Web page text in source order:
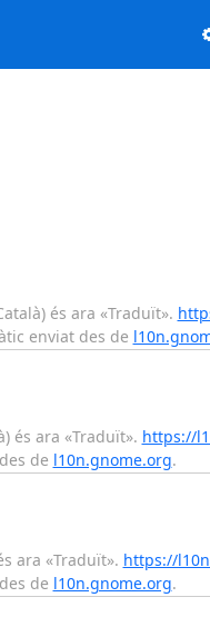
és ara «Traduït».
enviat des de
és ara «Traduït». https://
de l10n.gnome.org.
ara «Traduït». https://
de l10n.gnome.org.